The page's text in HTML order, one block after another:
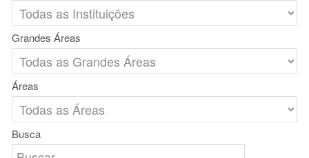
Grandes Áreas
Áreas
Busca